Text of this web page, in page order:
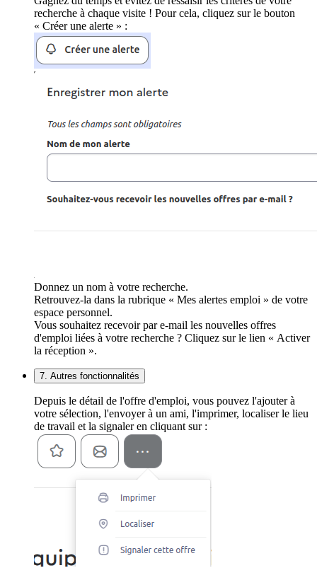
recherche à chaque visite ! Pour cela, cliquez sur le bouton
« Créer une alerte » :
Donnez un nom à votre recherche.
Retrouvez-la dans la rubrique « Mes alertes emploi » de votre
espace personnel.
Vous souhaitez recevoir par e-mail les nouvelles offres
d'emploi liées à votre recherche ? Cliquez sur le lien « Activer
la réception ».
7. Autres fonctionnalités
Depuis le détail de l'offre d'emploi, vous pouvez l'ajouter à
votre sélection, l'envoyer à un ami, l'imprimer, localiser le lieu
de travail et la signaler en cliquant sur :